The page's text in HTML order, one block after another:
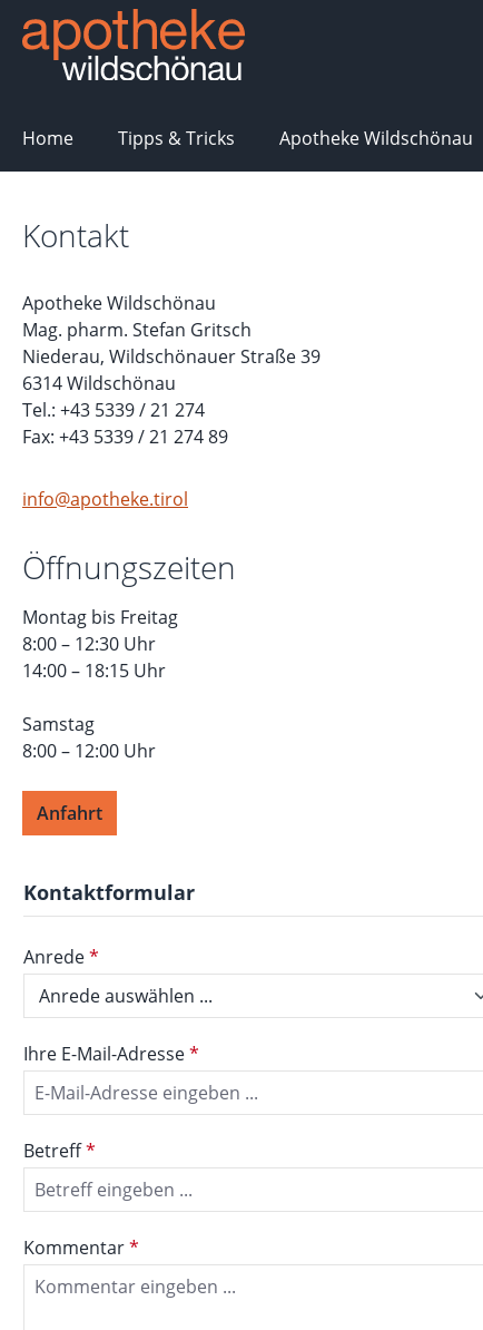
Zur Hauptnavigation springen
Home Tipps & Tricks Apotheke Wildschönau
Kontakt
Apotheke Wildschönau
Mag. pharm. Stefan Gritsch
Niederau, Wildschönauer Straße 39
6314 Wildschönau
Tel.: +43 5339 / 21 274
Fax: +43 5339 / 21 274 89
info@apotheke.tirol
Öffnungszeiten
Montag bis Freitag
8:00 – 12:30 Uhr
14:00 – 18:15 Uhr
Samstag
8:00 – 12:00 Uhr
Anfahrt
Kontaktformular
Anrede*
Ihre E-Mail-Adresse*
Betreff*
Kommentar*